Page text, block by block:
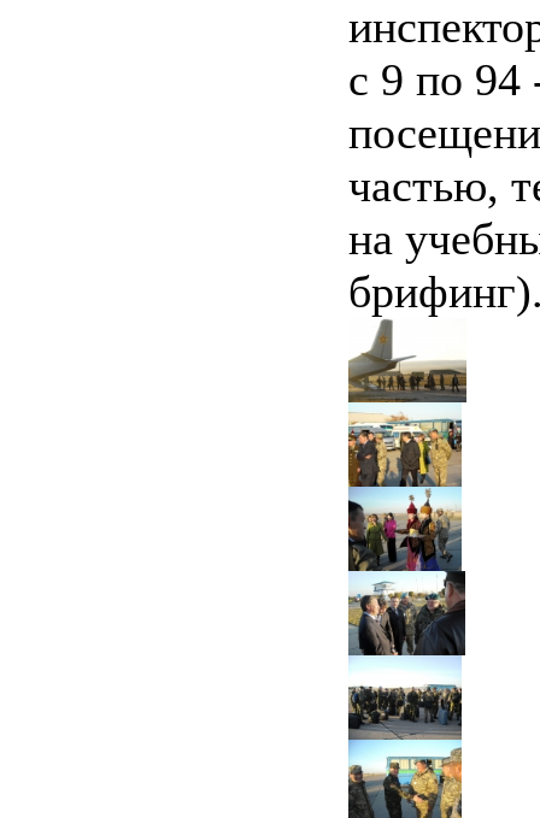
с 9 по 94
частью,
на